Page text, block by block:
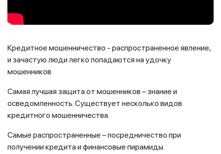
Кредитное мошенничество - распространенное явление,
и зачастую люди легко попадаются на удочку
мошенников.
Самая лучшая защита от мошенников – знание и
осведомленность. Существует несколько видов
кредитного мошенничества.
Самые распространенные – посредничество при
получении кредита и финансовые пирамиды.